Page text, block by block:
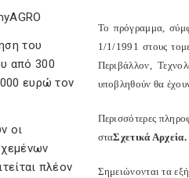
του
από 300
ευρώ τον
οι
πλέον
Το πρόγραμμα,
1/1/1991 στους
Περιβάλλον,
υποβληθούν θα
Περισσότερες
σταΣχετικά Αρχεία.
Σημειώνονται τα